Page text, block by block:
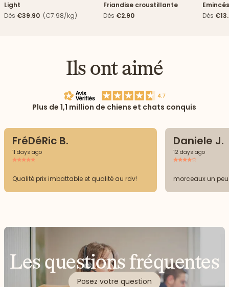
Light
Dès €39.90 (€7.98/kg)
Friandise croustillante
Dès €2.90
Dès
Ils ont aimé
Plus de 1,1 million de chiens et chats conquis
FréDéRic B.
11 days ago
Qualité prix imbattable et qualité au rdv!
Daniele J.
12 days ago
morceaux un
Les questions fréquentes
Posez votre question